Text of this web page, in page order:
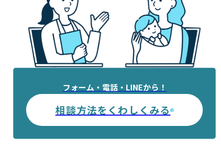
フォーム・電話・LINEから！
相談方法をくわしくみる